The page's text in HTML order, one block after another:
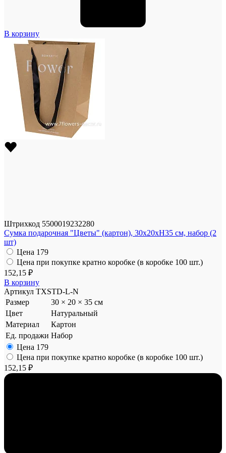
В корзину
Штрихкод 5500019232280
Сумка подарочная "Цветы" (картон), 30x20xH35 см, набор (2
шт)
Цена 179
Цена при покупке кратно коробке (в коробке 100 шт.)
152,15 ₽
В корзину
Артикул TXSTD-L-N
Размер
30 × 20 × 35 см
Цвет
Натуральный
Материал
Картон
Ед. продажи Набор
Цена 179
Цена при покупке кратно коробке (в коробке 100 шт.)
152,15 ₽